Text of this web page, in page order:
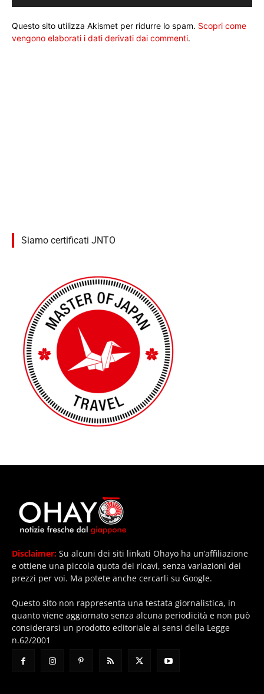
Questo sito utilizza Akismet per ridurre lo spam. Scopri come
vengono elaborati i dati derivati dai commenti.
Siamo certificati JNTO
Disclaimer: Su alcuni dei siti linkati Ohayo ha un’affiliazione
e ottiene una piccola quota dei ricavi, senza variazioni dei
prezzi per voi. Ma potete anche cercarli su Google.
Questo sito non rappresenta una testata giornalistica, in
quanto viene aggiornato senza alcuna periodicità e non può
considerarsi un prodotto editoriale ai sensi della Legge
n.62/2001